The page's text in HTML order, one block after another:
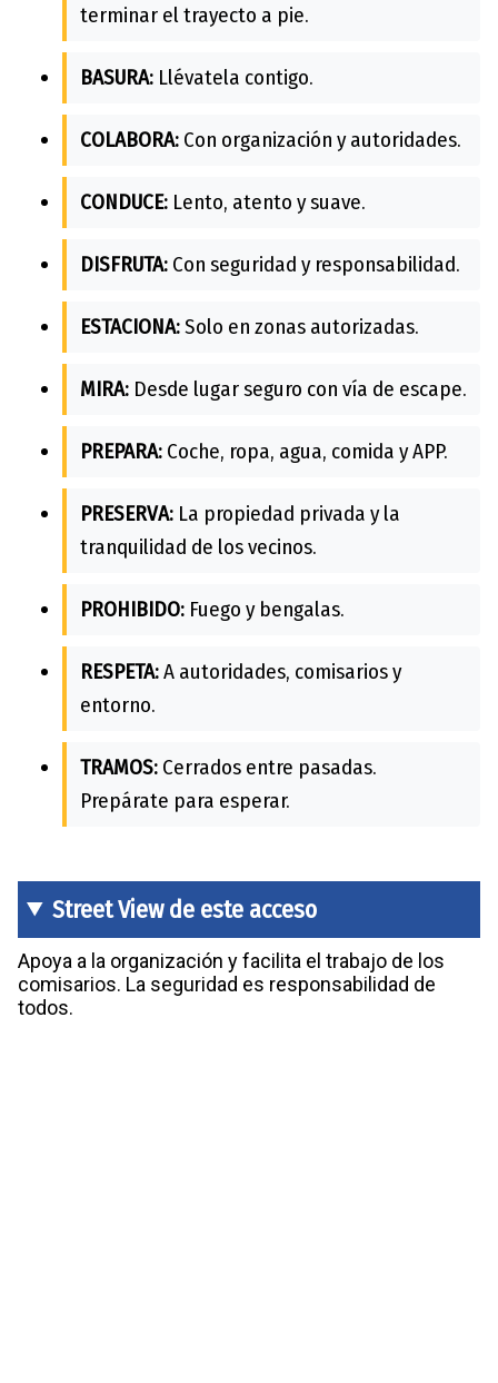
terminar el trayecto a pie.
BASURA: Llévatela contigo.
COLABORA: Con organización y autoridades.
CONDUCE: Lento, atento y suave.
DISFRUTA: Con seguridad y responsabilidad.
ESTACIONA:Solo en zonas autorizadas.
MIRA: Desde lugar seguro con vía de escape.
PREPARA: Coche, ropa, agua, comida y APP.
PRESERVA: La propiedad privada y la
tranquilidad de los vecinos.
PROHIBIDO: Fuego y bengalas.
RESPETA:A autoridades, comisarios y
entorno.
TRAMOS: Cerrados entre pasadas.
Prepárate para esperar.
Street View de este acceso
Apoya a la organización y facilita el trabajo de los
comisarios. La seguridad es responsabilidad de
todos.